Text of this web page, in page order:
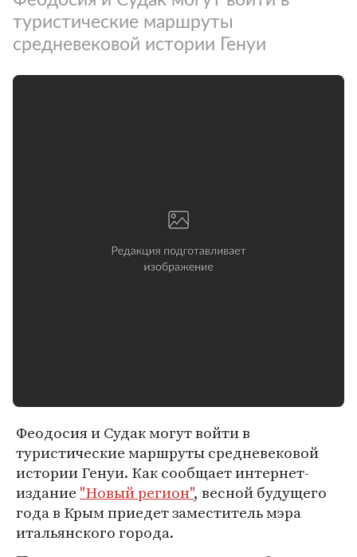
туристические маршруты
средневековой истории Генуи
Феодосия и Судак могут войти в
туристические маршруты средневековой
истории Генуи. Как сообщает интернет-
издание "Новый регион", весной будущего
года в Крым приедет заместитель мэра
итальянского города.